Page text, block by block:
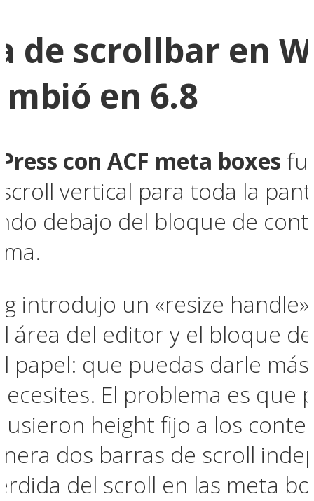
de scrollbar en
en 6.8
con ACF meta boxes
vertical para toda la
debajo del bloque de
introdujo un «resize
área del editor y el bloque
papel: que puedas darle
El problema es que
height fijo a los
dos barras de scroll
del scroll en las meta